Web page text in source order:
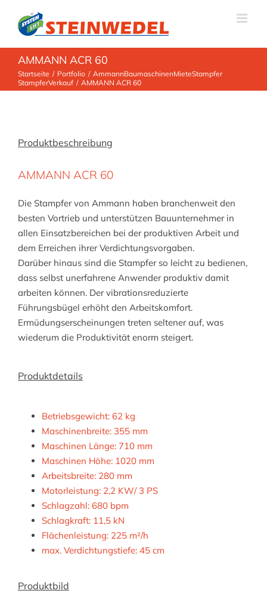
Inhalt
springen
AMMANN ACR 60
Startseite Portfolio AmmannBaumaschinenMieteStampfer
StampferVerkauf AMMANN ACR 60
Produktbeschreibung
AMMANN ACR 60
Die Stampfer von Ammann haben branchenweit den
besten Vortrieb und unterstützen Bauunternehmer in
allen Einsatzbereichen bei der produktiven Arbeit und
dem Erreichen ihrer Verdichtungsvorgaben.
Darüber hinaus sind die Stampfer so leicht zu bedienen,
dass selbst unerfahrene Anwender produktiv damit
arbeiten können. Der vibrationsreduzierte
Führungsbügel erhöht den Arbeitskomfort.
Ermüdungserscheinungen treten seltener auf, was
wiederum die Produktivität enorm steigert.
Produktdetails
Betriebsgewicht: 62 kg
Maschinenbreite: 355 mm
Maschinen Länge: 710 mm
Maschinen Höhe: 1020 mm
Arbeitsbreite: 280 mm
Motorleistung: 2,2 KW/ 3 PS
Schlagzahl: 680 bpm
Schlagkraft: 11,5 kN
Flächenleistung: 225 m²/h
max. Verdichtungstiefe: 45 cm
Produktbild